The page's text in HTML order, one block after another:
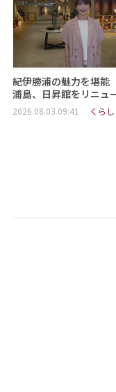
紀伊勝浦の魅力を堪
浦島、日昇館をリニュ
2026.08.03 09:41 くらし